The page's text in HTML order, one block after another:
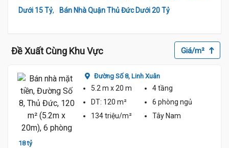
Dưới 15 Tỷ, Bán Nhà Quận Thủ Đức Dưới 20 Tỷ
Đề Xuất Cùng Khu Vực Giá/m²
18 tỷ
Đường Số 8, Linh Xuân
5.2 m x 20 m
4 tầng
DT: 120 m² 6 phòng ngủ
134 triệu/m²
Tây Nam